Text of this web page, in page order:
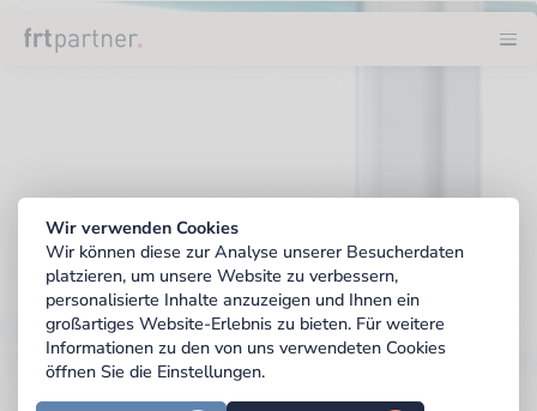
Wir verwenden Cookies
Wir können diese zur Analyse unserer Besucherdaten
platzieren, um unsere Website zu verbessern,
personalisierte Inhalte anzuzeigen und Ihnen ein
großartiges Website-Erlebnis zu bieten. Für weitere
Informationen zu den von uns verwendeten Cookies
öffnen Sie die Einstellungen.